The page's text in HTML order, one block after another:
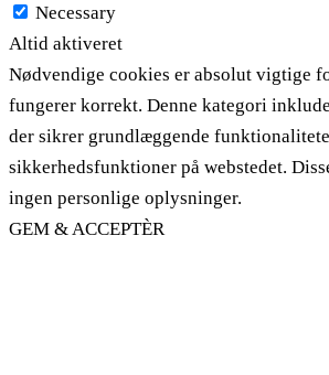
Necessary
Altid aktiveret
Nødvendige cookies er absolut vigtige
fungerer korrekt. Denne kategori
der sikrer grundlæggende
sikkerhedsfunktioner på webstedet.
ingen personlige oplysninger.
GEM & ACCEPTÈR